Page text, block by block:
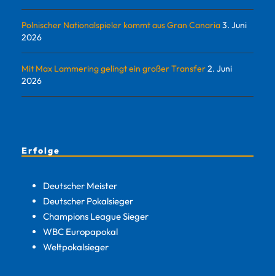
Polnischer Nationalspieler kommt aus Gran Canaria3. Juni
2026
Mit Max Lammering gelingt ein großer Transfer2. Juni
2026
Erfolge
Deutscher Meister
Deutscher Pokalsieger
Champions League Sieger
WBC Europapokal
Weltpokalsieger